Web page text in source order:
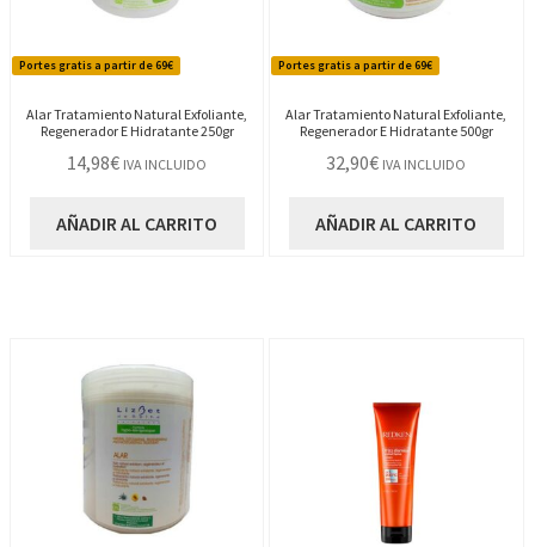
Portes gratis a partir de 69€
Alar Tratamiento Natural Exfoliante,
Regenerador E Hidratante 250gr
14,98€ IVA INCLUIDO
AÑADIR AL CARRITO
Portes gratis a partir de 69€
Alar Tratamiento Natural Exfoliante,
Regenerador E Hidratante 500gr
32,90€ IVA INCLUIDO
AÑADIR AL CARRITO